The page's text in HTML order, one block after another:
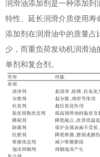
润滑油添加剂是一种添加到
特性、延长润滑介质使用寿
添加剂在润滑油中的质量
少，而重负荷发动机润滑
单剂和复合剂。